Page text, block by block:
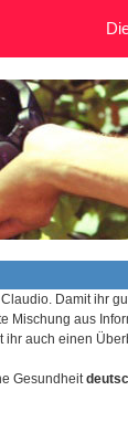
Damit ihr
Mischung aus
ihr auch einen
Gesundheit